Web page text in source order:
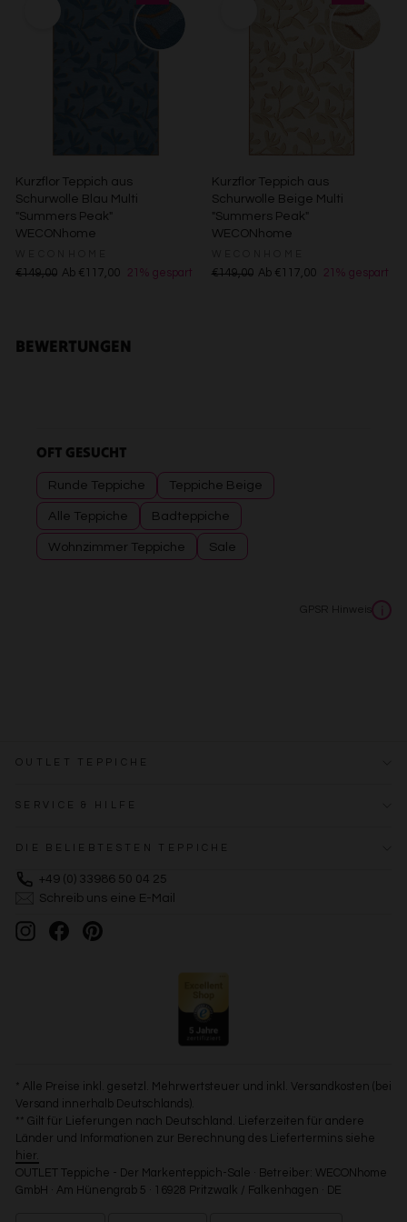
Kurzflor Teppich aus
Schurwolle Blau Multi
"Summers Peak"
WECONhome
€149,00 Ab €117,00 21% gespart
Kurzflor Teppich aus
Schurwolle Beige Multi
"Summers Peak"
WECONhome
€149,00 Ab €117,00 21% gespart
BEWERTUNGEN
OFT GESUCHT
Runde Teppiche Teppiche Beige
Alle Teppiche Badteppiche
Wohnzimmer Teppiche Sale
GPSR Hinweis i
OUTLET TEPPICHE
SERVICE & HILFE
DIE BELIEBTESTEN TEPPICHE
+49 (0) 33986 50 04 25
Schreib uns eine E-Mail
InstagramFacebookPinterest
* Alle Preise inkl. gesetzl. Mehrwertsteuer und inkl. Versandkosten (bei
Versand innerhalb Deutschlands).
** Gilt für Lieferungen nach Deutschland. Lieferzeiten für andere
Länder und Informationen zur Berechnung des Liefertermins siehe
hier.
OUTLET Teppiche - Der Markenteppich-Sale · Betreiber: WECONhome
GmbH · Am Hünengrab 5 · 16928 Pritzwalk / Falkenhagen · DE
Verwendung reduzierter Daten zur Auswahl von Inhalten
Besondere Features: